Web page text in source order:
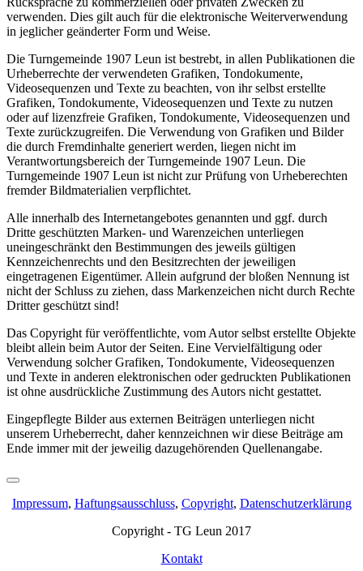
verwenden. Dies gilt auch für die elektronische Weiterverwendung
in jeglicher geänderter Form und Weise.
Die Turngemeinde 1907 Leun ist bestrebt, in allen Publikationen die
Urheberrechte der verwendeten Grafiken, Tondokumente,
Videosequenzen und Texte zu beachten, von ihr selbst erstellte
Grafiken, Tondokumente, Videosequenzen und Texte zu nutzen
oder auf lizenzfreie Grafiken, Tondokumente, Videosequenzen und
Texte zurückzugreifen. Die Verwendung von Grafiken und Bilder
die durch Fremdinhalte generiert werden, liegen nicht im
Verantwortungsbereich der Turngemeinde 1907 Leun. Die
Turngemeinde 1907 Leun ist nicht zur Prüfung von Urheberechten
fremder Bildmaterialien verpflichtet.
Alle innerhalb des Internetangebotes genannten und ggf. durch
Dritte geschützten Marken- und Warenzeichen unterliegen
uneingeschränkt den Bestimmungen des jeweils gültigen
Kennzeichenrechts und den Besitzrechten der jeweiligen
eingetragenen Eigentümer. Allein aufgrund der bloßen Nennung ist
nicht der Schluss zu ziehen, dass Markenzeichen nicht durch Rechte
Dritter geschützt sind!
Das Copyright für veröffentlichte, vom Autor selbst erstellte Objekte
bleibt allein beim Autor der Seiten. Eine Vervielfältigung oder
Verwendung solcher Grafiken, Tondokumente, Videosequenzen
und Texte in anderen elektronischen oder gedruckten Publikationen
ist ohne ausdrückliche Zustimmung des Autors nicht gestattet.
Eingepflegte Bilder aus externen Beiträgen unterliegen nicht
unserem Urheberrecht, daher kennzeichnen wir diese Beiträge am
Ende immer mit der jeweilig dazugehörenden Quellenangabe.
Impressum, Haftungsausschluss, Copyright, Datenschutzerklärung
Copyright - TG Leun 2017
Kontakt